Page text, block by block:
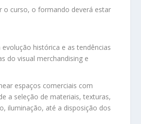
o curso, o formando deverá estar
evolução histórica e as tendências
do visual merchandising e
espaços comerciais com
a seleção de materiais, texturas,
iluminação, até a disposição dos